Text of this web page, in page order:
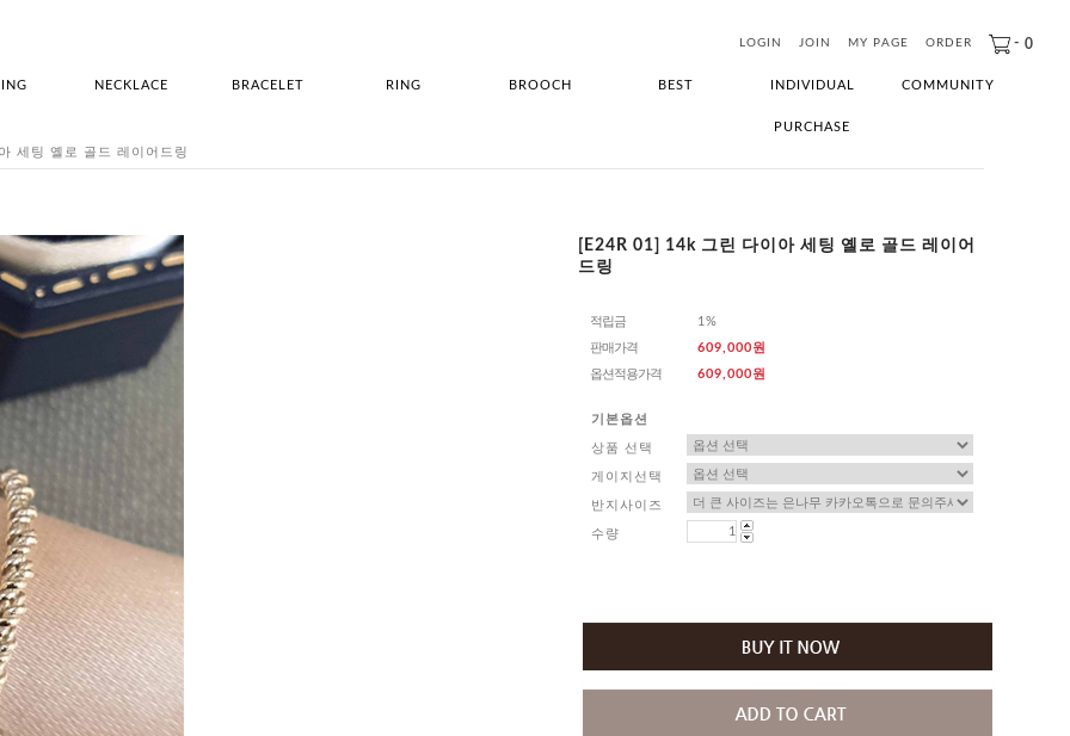
LOGIN JOIN MY PAGE ORDER - 0
NECKLACE BRACELET RING BROOCH BEST INDIVIDUAL
PURCHASE
COMMUNITY
세팅 옐로 골드 레이어드링
[E24R 01] 14k 그린 다이아 세팅 옐로 골드 레이어
드링
적립금
1%
판매가격
609,000원
옵션적용가격
609,000원
기본옵션
상품 선택
게이지선택
반지사이즈
수량